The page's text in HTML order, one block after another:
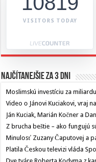
VISITORS TODAY
Najčítanejšie za 3 dni
Moslimskú investíciu za miliardu
Video o Jánovi Kuciakovi, vraj
Ján Kuciak, Marián Kočner a
Z brucha beštie – ako fungujú
Minulosť Zuzany Čaputovej a
Platila Českou televizi vláda